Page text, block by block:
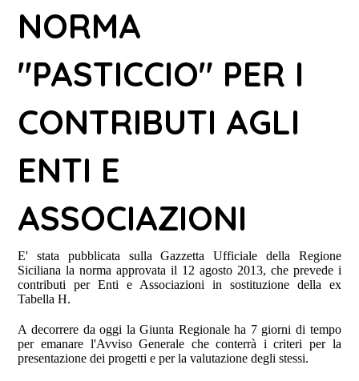
NORMA
"PASTICCIO" PER I
CONTRIBUTI AGLI
ENTI E
ASSOCIAZIONI
E' stata pubblicata sulla Gazzetta Ufficiale della Regione
Siciliana la norma approvata il 12 agosto 2013, che prevede i
contributi per Enti e Associazioni in sostituzione della ex
Tabella H.
A decorrere da oggi la Giunta Regionale ha 7 giorni di tempo
per emanare l'Avviso Generale che conterrà i criteri per la
presentazione dei progetti e per la valutazione degli stessi.